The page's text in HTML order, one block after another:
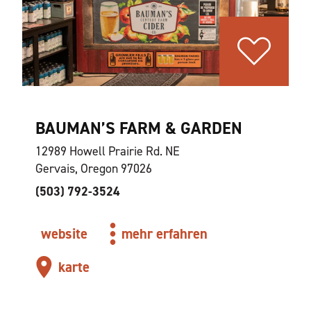
BAUMAN’S FARM & GARDEN
12989 Howell Prairie Rd. NE
Gervais, Oregon 97026
(503) 792-3524
website
mehr erfahren
karte